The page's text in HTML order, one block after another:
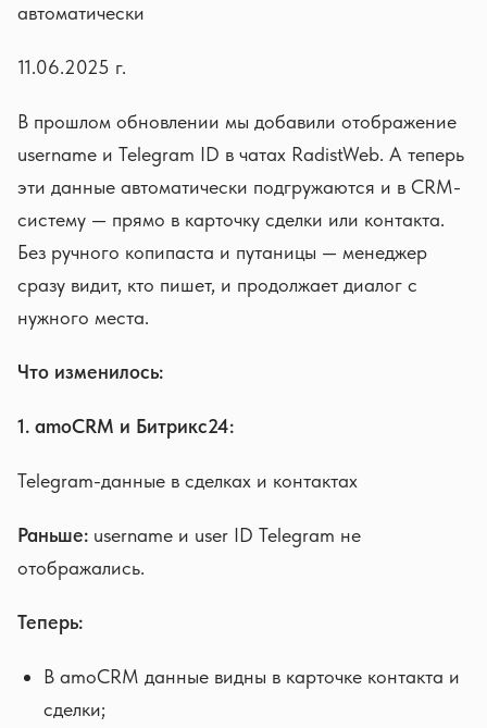
автоматически
11.06.2025 г.
В прошлом обновлении мы добавили отображение
username и Telegram ID в чатах RadistWeb. А теперь
эти данные автоматически подгружаются и в CRM-
систему — прямо в карточку сделки или контакта.
Без ручного копипаста и путаницы — менеджер
сразу видит, кто пишет, и продолжает диалог с
нужного места.
Что изменилось:
1. amoCRM и Битрикс24:
Telegram-данные в сделках и контактах
Раньше: username и user ID Telegram не
отображались.
Теперь:
В amoCRM данные видны в карточке контакта и
сделки;